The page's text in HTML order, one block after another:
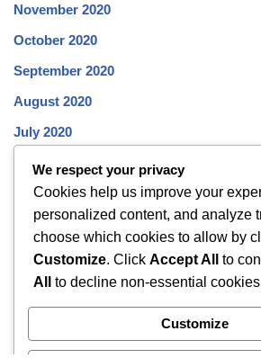
November 2020
October 2020
September 2020
August 2020
July 2020
June 2020
May 2020
April 2020
March 2020
February 2020
December 2019
We respect your privacy
Cookies help us improve your
personalized content, and analyze
choose which cookies to allow by
Customize. Click Accept All to
All
to decline non-essential
Customize